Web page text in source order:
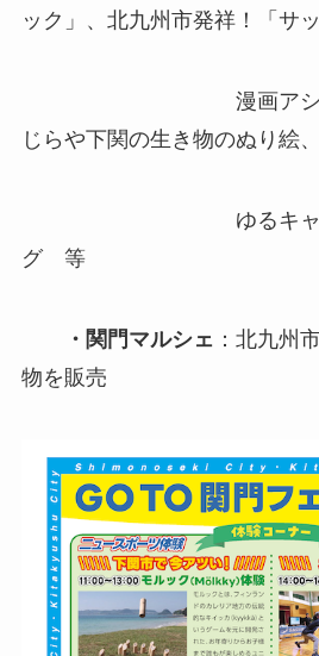
ック」、北九州市発祥！「サ
漫画アシスタン
じらや下関の生き物のぬり絵、
ゆるキャラグリ
グ 等
・関門マルシェ ：北九州
物を販売